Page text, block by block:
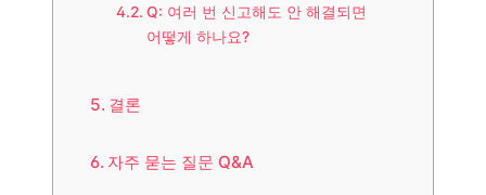
Q: 여러 번 신고해도 안 해결되면
어떻게 하나요?
결론
자주 묻는 질문 Q&A